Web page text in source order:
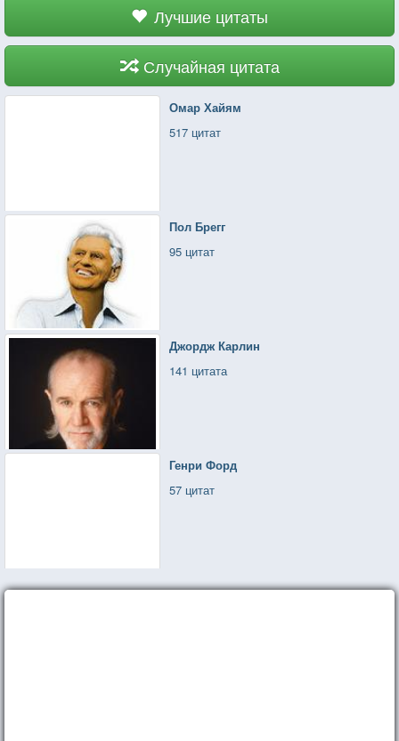
Лучшие цитаты
Случайная цитата
Омар Хайям
517 цитат
Пол Брегг
95 цитат
Джордж Карлин
141 цитата
Генри Форд
57 цитат